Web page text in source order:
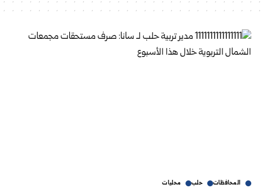
المحافظات حلب محليات